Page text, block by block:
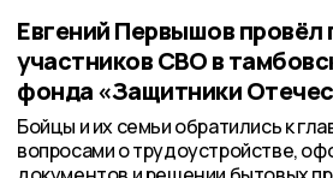
Евгений Первышов провёл
участников СВО в
фонда «Защитники
Бойцы и их семьи обратились к
вопросами о трудоустройстве,